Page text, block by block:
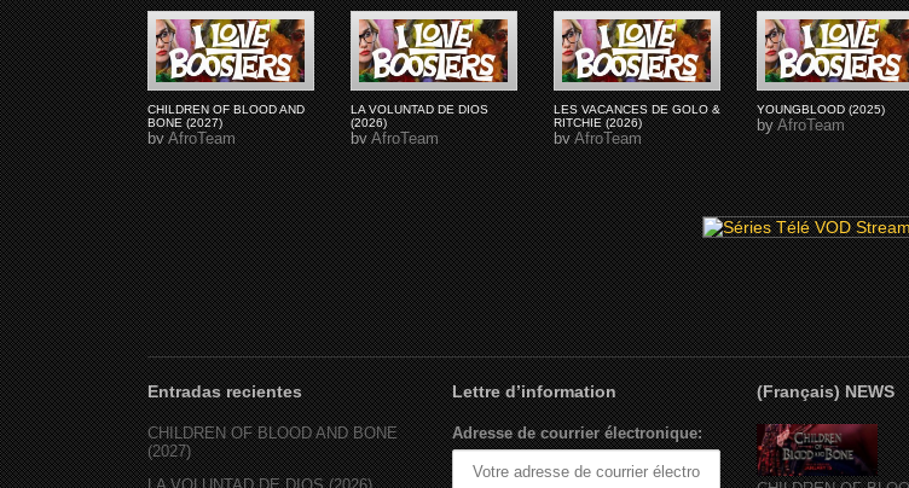
CHILDREN OF BLOOD AND
BONE (2027)
byAfroTeam
LA VOLUNTAD DE DIOS
(2026)
byAfroTeam
LES VACANCES DE GOLO &
RITCHIE (2026)
byAfroTeam
YOUNGBLOOD (2025)
byAfroTeam
Entradas recientes
CHILDREN OF BLOOD AND BONE
(2027)
Lettre d’information
Adresse de courrier électronique:
(Français) NEWS